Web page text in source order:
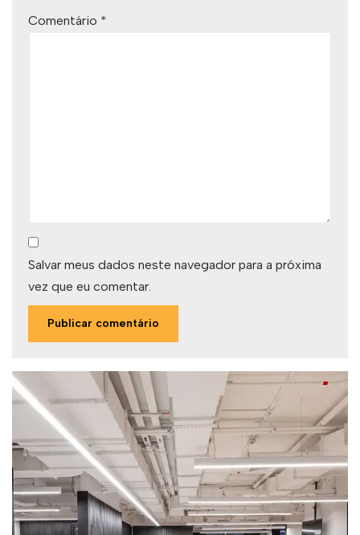
Comentário *
Salvar meus dados neste navegador para a próxima
vez que eu comentar.